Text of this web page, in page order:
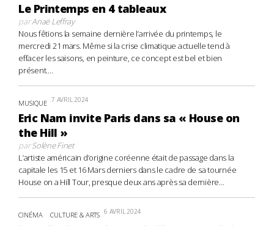
Le Printemps en 4 tableaux
parAnaë Leffray
Nous fêtions la semaine dernière l’arrivée du printemps, le
mercredi 21 mars. Même si la crise climatique actuelle tend à
effacer les saisons, en peinture, ce concept est bel et bien
présent....
MUSIQUE 7 AVRIL 2024
Eric Nam invite Paris dans sa « House on
the Hill »
parSolène Finet
L’artiste américain d’origine coréenne était de passage dans la
capitale les 15 et 16 Mars derniers dans le cadre de sa tournée
House on a Hill Tour, presque deux ans après sa dernière...
CINÉMA CULTURE & ARTS 6 AVRIL 2024